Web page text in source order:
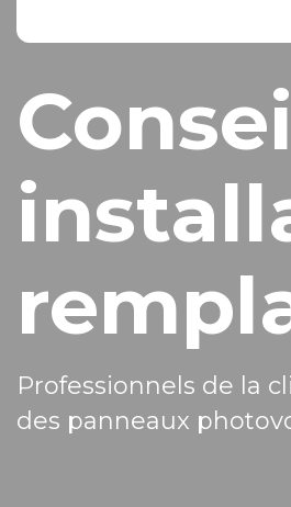
Professionnels de la
des panneaux